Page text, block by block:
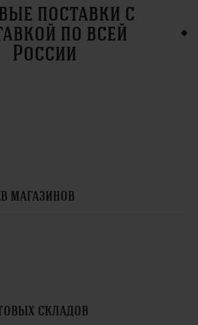
поставки с
по всей
России
магазинов
складов